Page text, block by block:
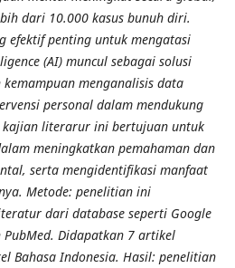
dari 10.000 kasus bunuh diri.
efektif penting untuk mengatasi
(AI) muncul sebagai solusi
menganalisis data
personal dalam mendukung
kajian literarur ini bertujuan untuk
meningkatkan pemahaman dan
serta mengidentifikasi manfaat
Metode: penelitian ini
dari database seperti Google
PubMed. Didapatkan 7 artikel
Bahasa Indonesia. Hasil: penelitian